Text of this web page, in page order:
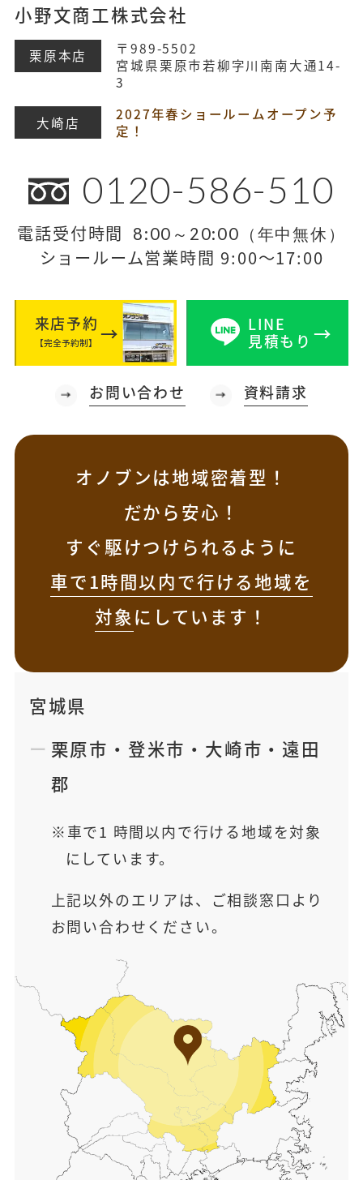
小野文商工株式会社
栗原本店
〒989-5502
宮城県栗原市若柳字川南南大通14-
3
大崎店
2027年春ショールームオープン予
定！
0120-586-510
電話受付時間 8:00～20:00（年中無休）
ショールーム営業時間 9:00～17:00
来店予約
【完全予約制】
LINE
見積もり
お問い合わせ 資料請求
オノブンは地域密着型！
だから安心！
すぐ駆けつけられるように
車で1時間以内で行ける地域を
対象にしています！
宮城県
栗原市 ・ 登米市 ・ 大崎市 ・ 遠田
郡
車で1 時間以内で行ける地域を対象
にしています。
上記以外のエリアは、ご相談窓口より
お問い合わせください。